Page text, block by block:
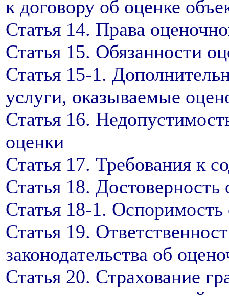
к договору об оценке
Статья 14. Права
Статья 15. Обязанности
Статья 15-1.
услуги, оказываемые
Статья 16.
оценки
Статья 17. Требования к
Статья 18. Достоверность
Статья 18-1. Оспоримость
Статья 19.
законодательства об
Статья 20. Страхование